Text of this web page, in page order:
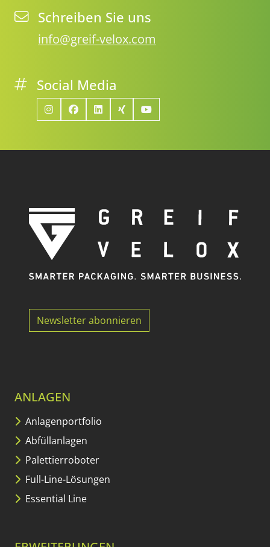
Schreiben Sie uns
info@greif-velox.com
Social Media
Newsletter abonnieren
ANLAGEN
Anlagenportfolio
Abfüllanlagen
Palettierroboter
Full-Line-Lösungen
Essential Line